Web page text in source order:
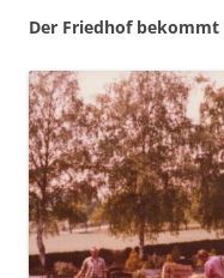
Der Friedhof bekommt